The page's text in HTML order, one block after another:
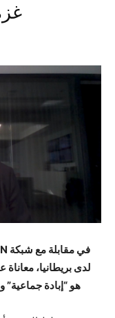
لدى بريطانيا،
هو “إبادة